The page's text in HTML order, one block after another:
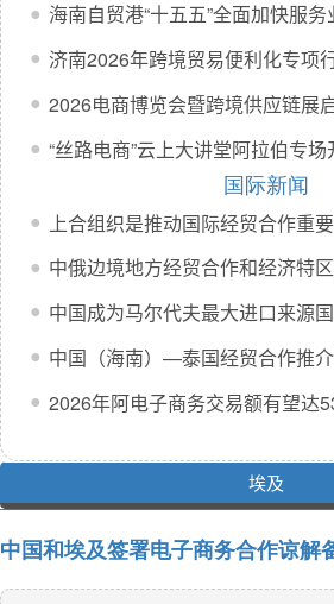
● 海南自贸港“十五五”全面加快服
● 济南2026年跨境贸易便利化专项
● 2026电商博览会暨跨境供应链展
● “丝路电商”云上大讲堂阿拉伯专场
国际新闻
● 上合组织是推动国际经贸合作重
●
●
● 中国（海南）—泰国经贸合作推
● 2026年阿电子商务交易额有望达
埃及
中国和埃及签署电子商务合作谅解